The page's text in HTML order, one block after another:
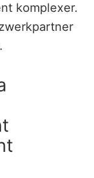
komplexer.